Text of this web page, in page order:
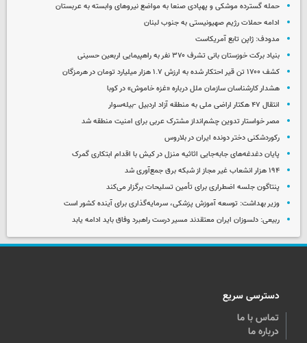
حمله گسترده موشکی و پهپادی صنعا به مواضع نیروهای وابسته به عربستان
ادامه حملات رژیم صهیونیستی به جنوب لبنان
مدودف: ژاپن تابع آمریکاست
بنیاد برکت خوزستان بانی تشرف ۳۷۰ نفر به راهپیمایی اربعین حسینی
کشف ۱۷۰۰ تن قیر احتکار شده به ارزش ۱.۷ هزار میلیارد تومان در هرمزگان
هشدار کارشناسان سازمان ملل درباره «غزه‌ خاموش» در کوبا
انتقال ۴۷ هکتار اراضی ملی به منطقه آزاد اردبیل -بیله‌سوار
مصر خواستار تدوین چشم‌انداز مشترک عربی برای امنیت منطقه شد
رکوردشکنی دختر دونده ایران در بلاروس
پایان دغدغه‌های جابه‌جایی اثاثیه منزل در کیش با اقدام ابتکاری گمرک
۱۹۴ هزار انشعاب غیر مجاز از شبکه برق جمع‌آوری شد
پنتاگون جلسه اضطراری برای تأمین تسلیحات برگزار می‌کند
وزیر بهداشت: توسعه آموزش پزشکی، سرمایه‌گذاری برای آینده کشور است
ربیعی: دلسوزان ایران معتقدند مسیر درست راهبرد وفاق باید ادامه یابد
دسترسی سریع
تماس با ما
درباره ما